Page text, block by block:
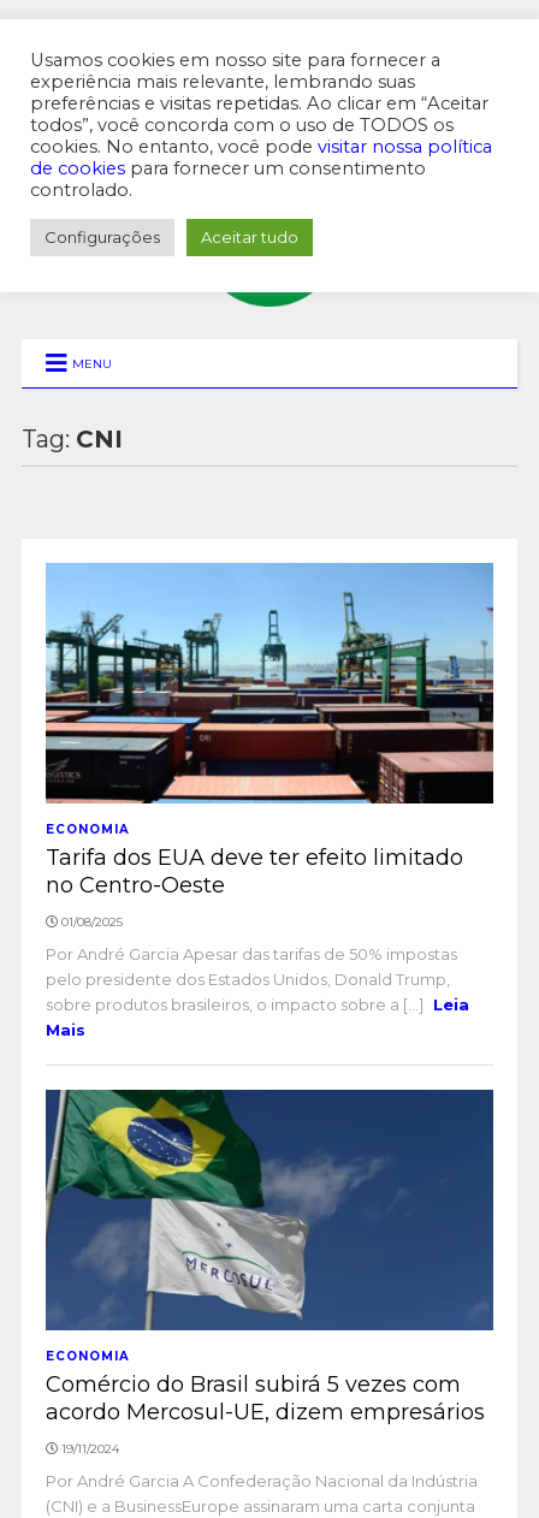
MENU SUPERIOR
MENU
Tag: CNI
ECONOMIA
Tarifa dos EUA deve ter efeito limitado
no Centro-Oeste
01/08/2025
Por André Garcia Apesar das tarifas de 50% impostas
pelo presidente dos Estados Unidos, Donald Trump,
sobre produtos brasileiros, o impacto sobre a [...]
Leia
Mais
ECONOMIA
Comércio do Brasil subirá 5 vezes com
acordo Mercosul-UE, dizem empresários
19/11/2024
Por André Garcia A Confederação Nacional da Indústria
(CNI) e a BusinessEurope assinaram uma carta conjunta
Usamos cookies em nosso site para fornecer a
experiência mais relevante, lembrando suas
preferências e visitas repetidas. Ao clicar em “Aceitar
todos”, você concorda com o uso de TODOS os
cookies. No entanto, você pode visitar nossa política
de cookies para fornecer um consentimento
controlado.
Configurações Aceitar tudo